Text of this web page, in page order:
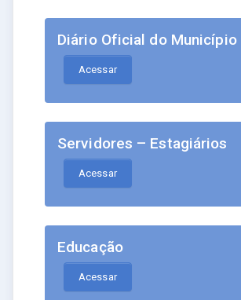
Diário Oficial do Município
Acessar
Servidores – Estagiários
Acessar
Educação
Acessar